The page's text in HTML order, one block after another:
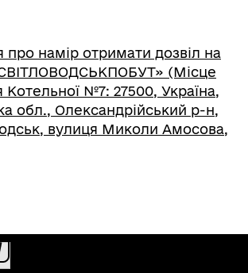
про намір отримати дозвіл на
(Місце
Котельної №7: 27500, Україна,
обл., Олександрійський р-н,
вулиця Миколи Амосова,